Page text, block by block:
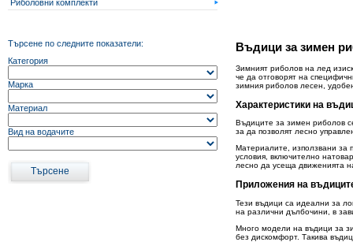
Виж всички Промоции
Риболовни комплекти
Търсене по следните показатели:
Категория
Марка
Материал
Вид на водачите
Въдици за зимен
Зимният риболов на лед
че да отговорят на
зимния риболов лесен,
Характеристики на
Въдиците за зимен риболов
за да позволят лесно
Материалите, използвани за
условия, включително
лесно да усеща движенията
Приложения на
Тези въдици са идеални за
на различни дълбочини, в
Много модели на въдици за
без дискомфорт. Такива